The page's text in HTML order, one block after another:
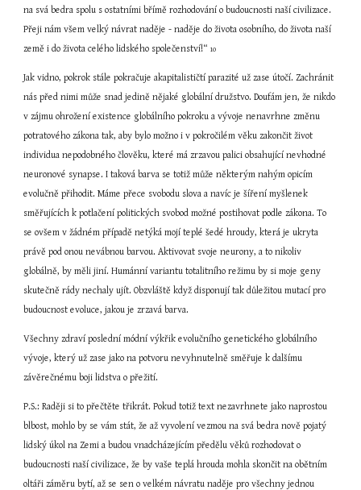
na svá bedra spolu s ostatními břímě rozhodování o budoucnosti naší civilizace.
Přeji nám všem velký návrat naděje - naděje do života osobního, do života naší
země i do života celého lidského společenství!“ 10
Jak vidno, pokrok stále pokračuje akapitalističtí parazité už zase útočí. Zachránit
nás před nimi může snad jedině nějaké globální družstvo. Doufám jen, že nikdo
v zájmu ohrožení existence globálního pokroku a vývoje nenavrhne změnu
potratového zákona tak, aby bylo možno i v pokročilém věku zakončit život
individua nepodobného člověku, které má zrzavou palici obsahující nevhodné
neuronové synapse. I taková barva se totiž může některým nahým opicím
evolučně přihodit. Máme přece svobodu slova a navíc je šíření myšlenek
směřujících k potlačení politických svobod možné postihovat podle zákona. To
se ovšem v žádném případě netýká mojí teplé šedé hroudy, která je ukryta
právě pod onou nevábnou barvou. Aktivovat svoje neurony, a to nikoliv
globálně, by měli jiní. Humánní variantu totalitního režimu by si moje geny
skutečně rády nechaly ujít. Obzvláště když disponují tak důležitou mutací pro
budoucnost evoluce, jakou je zrzavá barva.
Všechny zdraví poslední módní výkřik evolučního genetického globálního
vývoje, který už zase jako na potvoru nevyhnutelně směřuje k dalšímu
závěrečnému boji lidstva o přežití.
P.S.: Raději si to přečtěte třikrát. Pokud totiž text nezavrhnete jako naprostou
blbost, mohlo by se vám stát, že až vyvolení vezmou na svá bedra nově pojatý
lidský úkol na Zemi a budou vnadcházejícím předělu věků rozhodovat o
budoucnosti naší civilizace, že by vaše teplá hrouda mohla skončit na obětním
oltáři záměru bytí, až se sen o velkém návratu naděje pro všechny jednou